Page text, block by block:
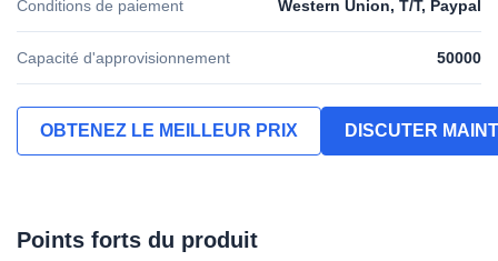
Conditions de paiement Western Union, T/T, Paypal
Capacité d'approvisionnement 50000
OBTENEZ LE MEILLEUR PRIX DISCUTER
Points forts du produit